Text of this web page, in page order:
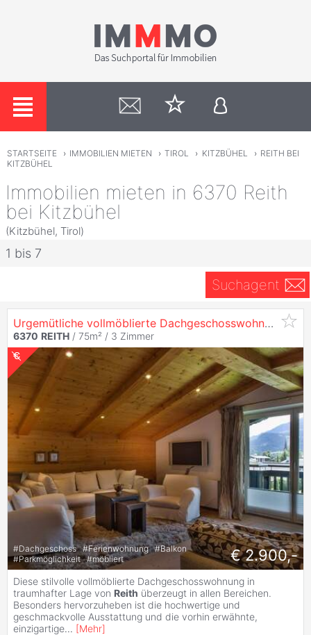
STARTSEITE › IMMOBILIEN MIETEN › TIROL › KITZBÜHEL › REITH BEI
KITZBÜHEL
Immobilien mieten in 6370 Reith
bei Kitzbühel
(Kitzbühel, Tirol)
1 bis 7
Suchagent
Urgemütliche vollmöblierte Dachgeschosswohnung mit Freitzeitwohnsitz in
6370 REITH / 75m² / 3 Zimmer
#Dachgeschoss #Ferienwohnung #Balkon
#Parkmöglichkeit #möbliert € 2.900,-
Diese stilvolle vollmöblierte Dachgeschosswohnung in
traumhafter Lage von Reith überzeugt in allen Bereichen.
Besonders hervorzuheben ist die hochwertige und
geschmackvolle Ausstattung und die vorhin erwähnte,
einzigartige... [Mehr]